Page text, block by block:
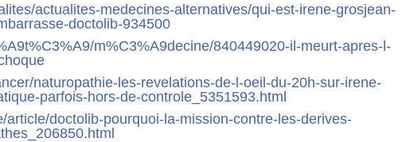
actualites-medecines-alternatives/qui-est-irene-grosjean-
doctolib-934500
m%C3%A9decine/840449020-il-meurt-apres-l-
naturopathie-les-revelations-de-l-oeil-du-20h-sur-irene-
parfois-hors-de-controle_5351593.html
article/doctolib-pourquoi-la-mission-contre-les-derives-